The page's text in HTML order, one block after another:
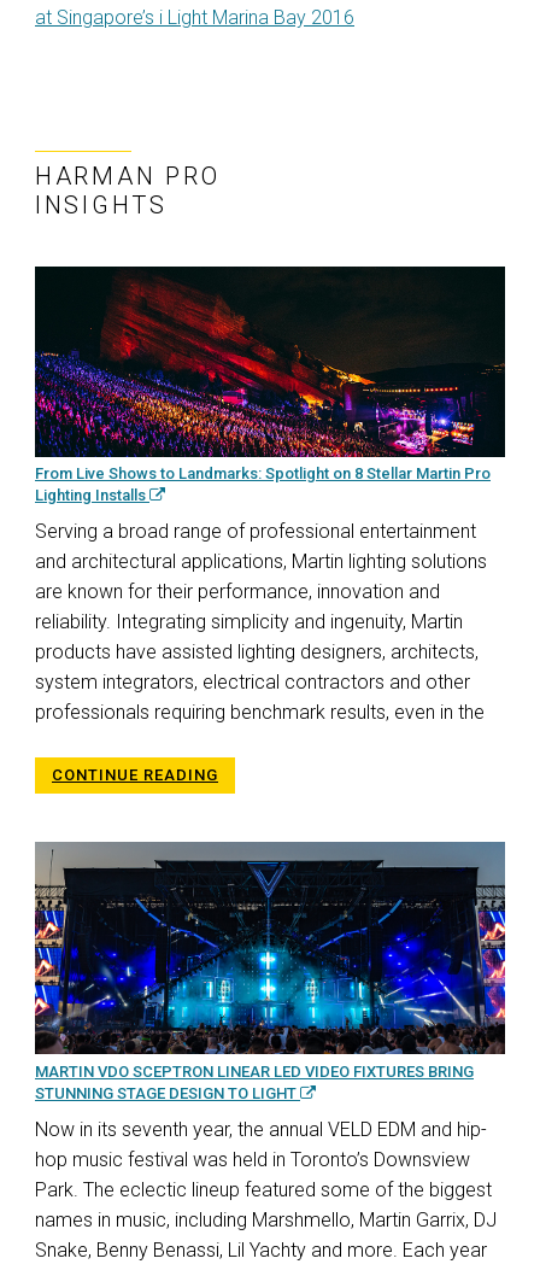
at Singapore’s i Light Marina Bay 2016
HARMAN PRO
INSIGHTS
From Live Shows to Landmarks: Spotlight on 8 Stellar Martin Pro
Lighting Installs
Serving a broad range of professional entertainment
and architectural applications, Martin lighting solutions
are known for their performance, innovation and
reliability. Integrating simplicity and ingenuity, Martin
products have assisted lighting designers, architects,
system integrators, electrical contractors and other
professionals requiring benchmark results, even in the
CONTINUE READING
MARTIN VDO SCEPTRON LINEAR LED VIDEO FIXTURES BRING
STUNNING STAGE DESIGN TO LIGHT
Now in its seventh year, the annual VELD EDM and hip-
hop music festival was held in Toronto’s Downsview
Park. The eclectic lineup featured some of the biggest
names in music, including Marshmello, Martin Garrix, DJ
Snake, Benny Benassi, Lil Yachty and more. Each year